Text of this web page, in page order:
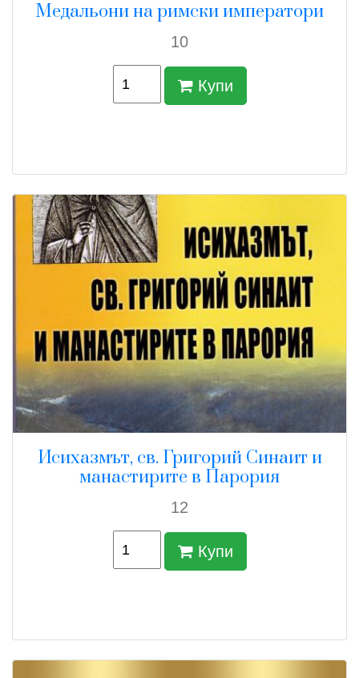
Медальони на римски императори
10
Купи
Исихазмът, св. Григорий Синаит и
манастирите в Парория
12
Купи